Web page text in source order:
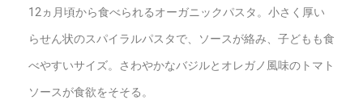
12ヵ月頃から食べられるオーガニックパスタ。小さく厚い
らせん状のスパイラルパスタで、ソースが絡み、子どもも食
べやすいサイズ。さわやかなバジルとオレガノ風味のトマト
ソースが食欲をそそる。